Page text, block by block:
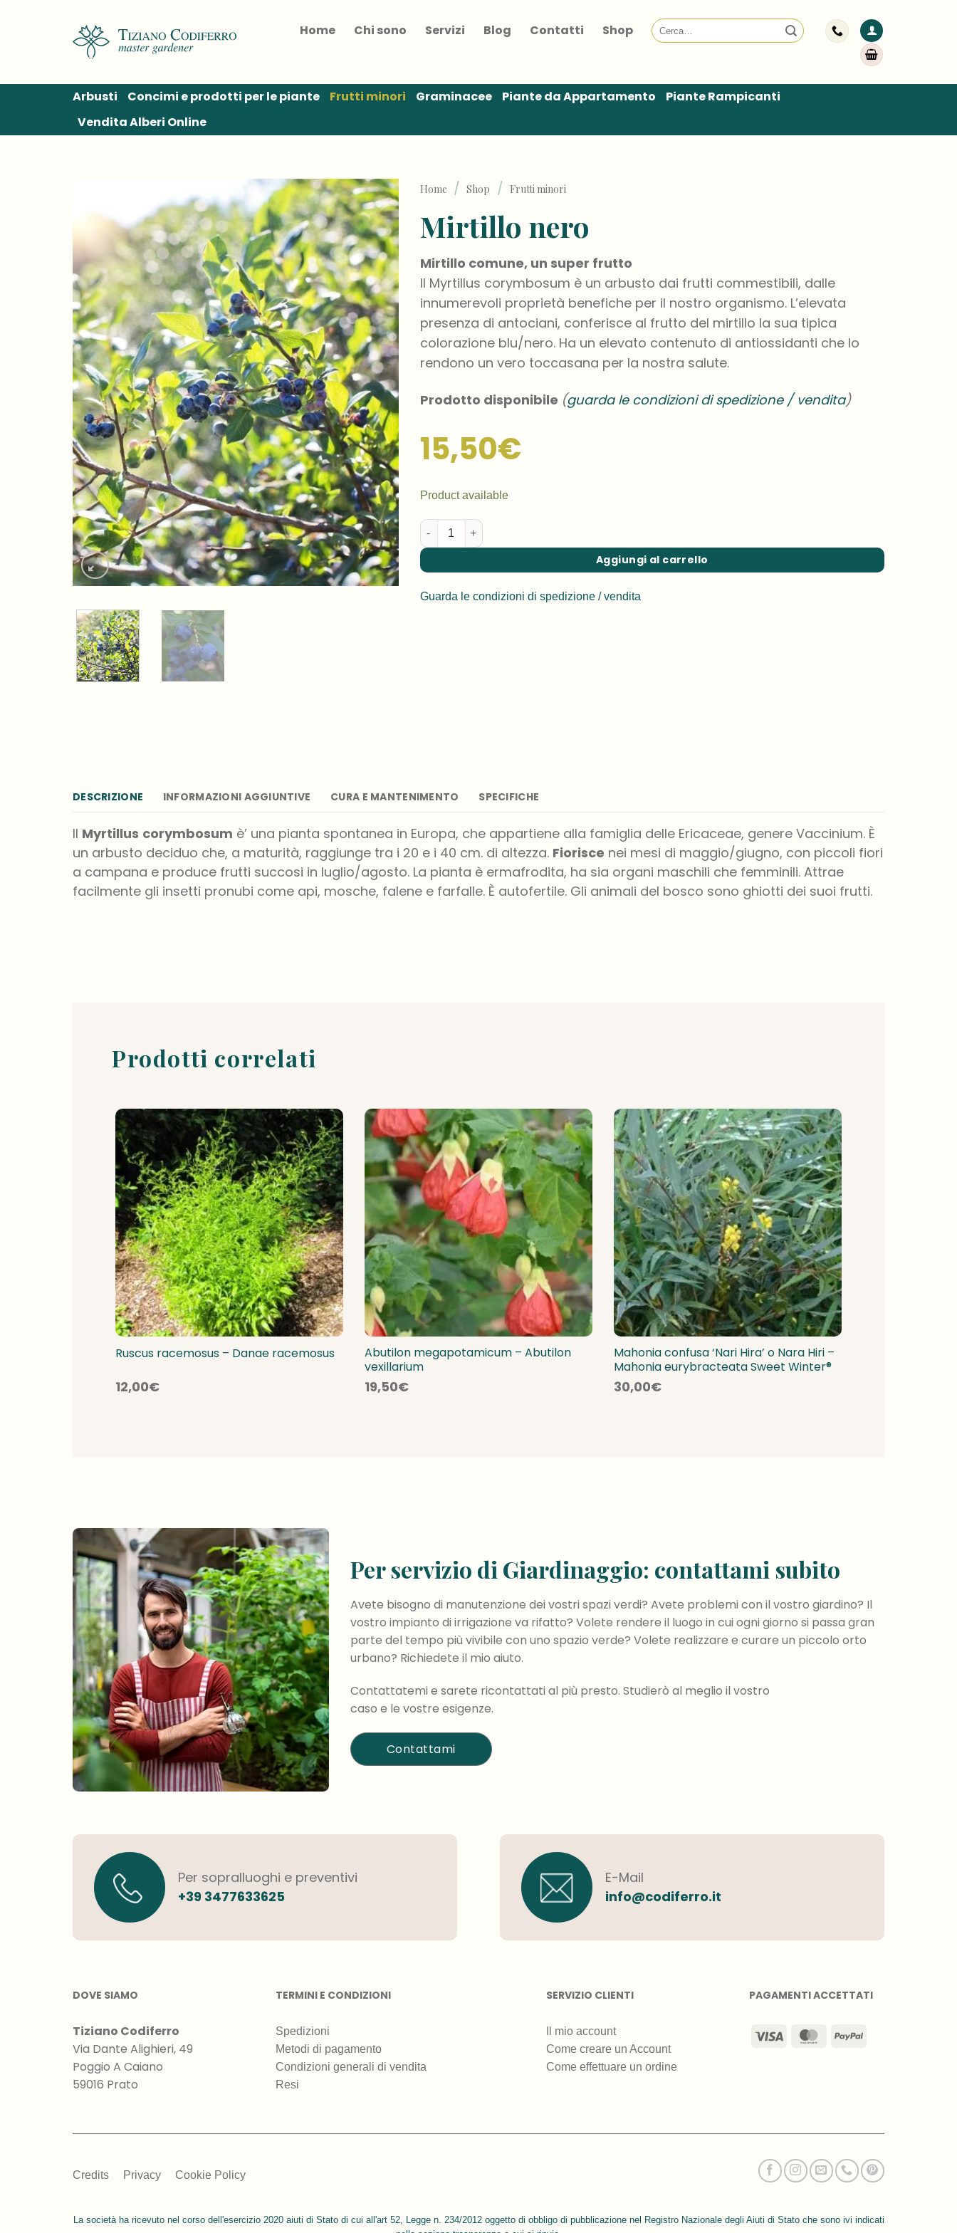
Home Chi sono Servizi Blog Contatti Shop Cerca:
Arbusti Concimi e prodotti per le piante Frutti minori Graminacee Piante da Appartamento
Piante Rampicanti
Vendita Alberi Online
Home / Shop / Frutti minori
Mirtillo nero
Mirtillo comune, un super frutto
Il Myrtillus corymbosum è un arbusto dai frutti commestibili, dalle
innumerevoli proprietà benefiche per il nostro organismo. L’elevata
presenza di antociani, conferisce al frutto del mirtillo la sua tipica
colorazione blu/nero. Ha un elevato contenuto di antiossidanti che lo
rendono un vero toccasana per la nostra salute.
Prodotto disponibile (guarda le condizioni di spedizione / vendita)
15,50€
Product available
Mirtillo nero quantità
Aggiungi al carrello
Guarda le condizioni di spedizione / vendita
DESCRIZIONE INFORMAZIONI AGGIUNTIVE CURA E MANTENIMENTO SPECIFICHE
Il Myrtillus corymbosum è’ una pianta spontanea in Europa, che appartiene alla famiglia delle Ericaceae, genere Vaccinium. È
un arbusto deciduo che, a maturità, raggiunge tra i 20 e i 40 cm. di altezza. Fiorisce nei mesi di maggio/giugno, con piccoli fiori
a campana e produce frutti succosi in luglio/agosto. La pianta è ermafrodita, ha sia organi maschili che femminili. Attrae
facilmente gli insetti pronubi come api, mosche, falene e farfalle. È autofertile. Gli animali del bosco sono ghiotti dei suoi frutti.
Prodotti correlati
Ruscus racemosus – Danae racemosus
12,00€
Abutilon megapotamicum – Abutilon
vexillarium
19,50€
Mahonia confusa ‘Nari Hira’ o Nara Hiri –
Mahonia eurybracteata Sweet Winter®
30,00€
Per servizio di Giardinaggio: contattami subito
Avete bisogno di manutenzione dei vostri spazi verdi? Avete problemi con il vostro giardino? Il
vostro impianto di irrigazione va rifatto? Volete rendere il luogo in cui ogni giorno si passa gran
parte del tempo più vivibile con uno spazio verde? Volete realizzare e curare un piccolo orto
urbano? Richiedete il mio aiuto.
Contattatemi e sarete ricontattati al più presto. Studierò al meglio il vostro
caso e le vostre esigenze.
Contattami
Per sopralluoghi e preventivi
+39 3477633625
E-Mail
info@codiferro.it
DOVE SIAMO
Tiziano Codiferro
Via Dante Alighieri, 49
Poggio A Caiano
59016 Prato
TERMINI E CONDIZIONI
Spedizioni
Metodi di pagamento
Condizioni generali di vendita
Resi
SERVIZIO CLIENTI
Il mio account
Come creare un Account
Come effettuare un ordine
PAGAMENTI ACCETTATI
Visa MasterCardPayPal
Credits Privacy Cookie Policy
La società ha ricevuto nel corso dell'esercizio 2020 aiuti di Stato di cui all'art 52, Legge n. 234/2012 oggetto di obbligo di pubblicazione nel Registro Nazionale degli Aiuti di Stato che sono ivi indicati